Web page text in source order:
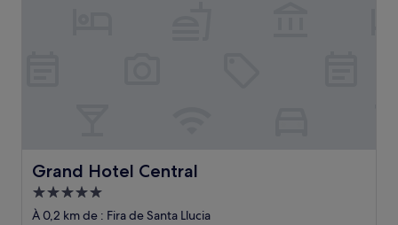
Grand Hotel Central
Grand Hotel Central
Hébergement
5.0 étoiles
À 0,2 km de : Fira de Santa Llucia